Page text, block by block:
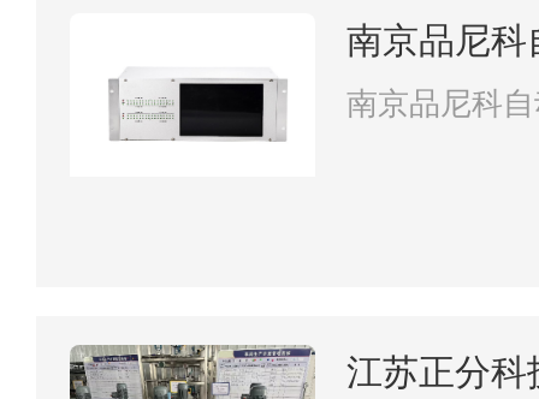
南京品尼科
南京品尼科
江苏正分科